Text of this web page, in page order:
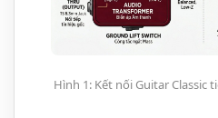
Hình 1: Kết nối Guitar Classic